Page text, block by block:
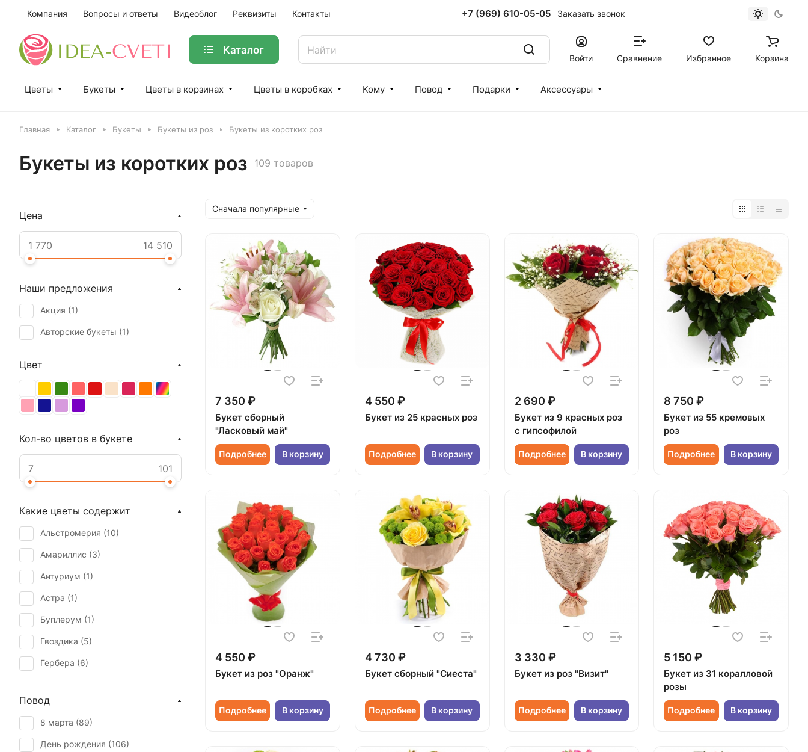
Компания Вопросы и ответы Видеоблог Реквизиты Контакты +7 (969) 610-05-05 Заказать звонок
Каталог
Войти Сравнение Избранное Корзина
Цветы Букеты Цветы в корзинах Цветы в коробках Кому Повод Подарки Аксессуары
Главная Каталог Букеты Букеты из роз Букеты из коротких роз
Букеты из коротких роз 109 товаров
Сначала популярные
7 350 ₽
Букет сборный
"Ласковый май"
Подробнее В корзину
4 550 ₽
Букет из 25 красных роз
Подробнее В корзину
2 690 ₽
Букет из 9 красных роз
с гипсофилой
Подробнее В корзину
8 750 ₽
Букет из 55 кремовых
роз
Подробнее В корзину
4 550 ₽
Букет из роз "Оранж"
Подробнее В корзину
4 730 ₽
Букет сборный "Сиеста"
Подробнее В корзину
3 330 ₽
Букет из роз "Визит"
Подробнее В корзину
5 150 ₽
Букет из 31 коралловой
розы
Подробнее В корзину
Цена
Наши предложения
Акция (1)
Авторские букеты (1)
Цвет
Кол-во цветов в букете
Какие цветы содержит
Альстромерия (10)
Амариллис (3)
Антуриум (1)
Астра (1)
Буплерум (1)
Гвоздика (5)
Гербера (6)
Гипсофила (
Гортензия (4
Ирис (4)
Повод
8 марта (89)
День рождения (106)